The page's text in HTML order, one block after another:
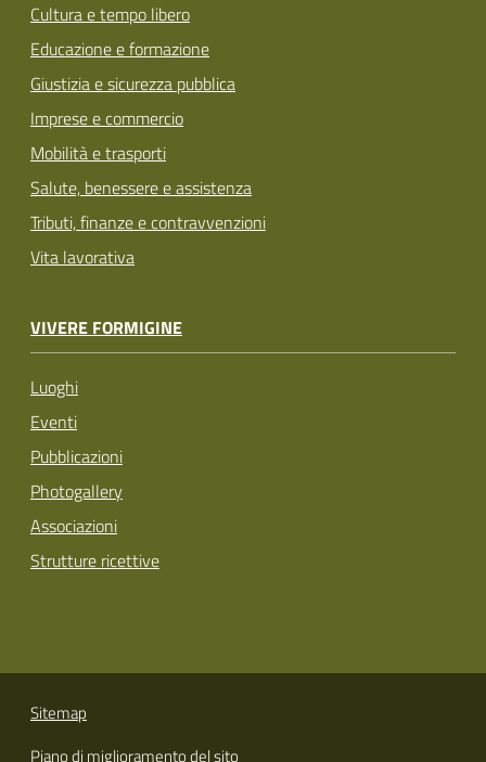
Cultura e tempo libero
Educazione e formazione
Giustizia e sicurezza pubblica
Imprese e commercio
Mobilità e trasporti
Salute, benessere e assistenza
Tributi, finanze e contravvenzioni
Vita lavorativa
VIVERE FORMIGINE
Luoghi
Eventi
Pubblicazioni
Photogallery
Associazioni
Strutture ricettive
Sitemap
Piano di miglioramento del sito